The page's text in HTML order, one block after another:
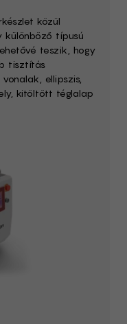
közül
különböző típusú
teszik, hogy
tisztítás
ellipszis,
kitöltött téglalap